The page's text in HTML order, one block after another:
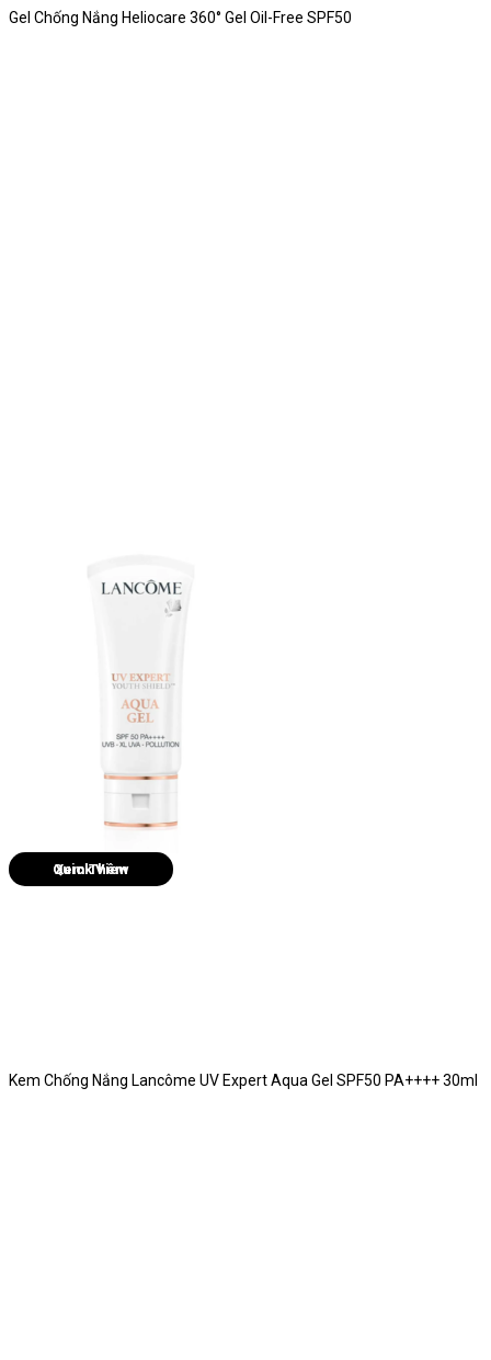
Gel Chống Nắng Heliocare 360° Gel Oil-Free SPF50
Quick View
Kem Chống Nắng Lancôme UV Expert Aqua Gel SPF50 PA++++ 30ml